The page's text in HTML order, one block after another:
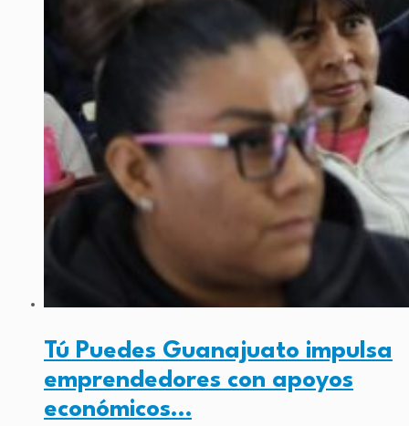
Tú Puedes Guanajuato impulsa
emprendedores con apoyos
económicos…